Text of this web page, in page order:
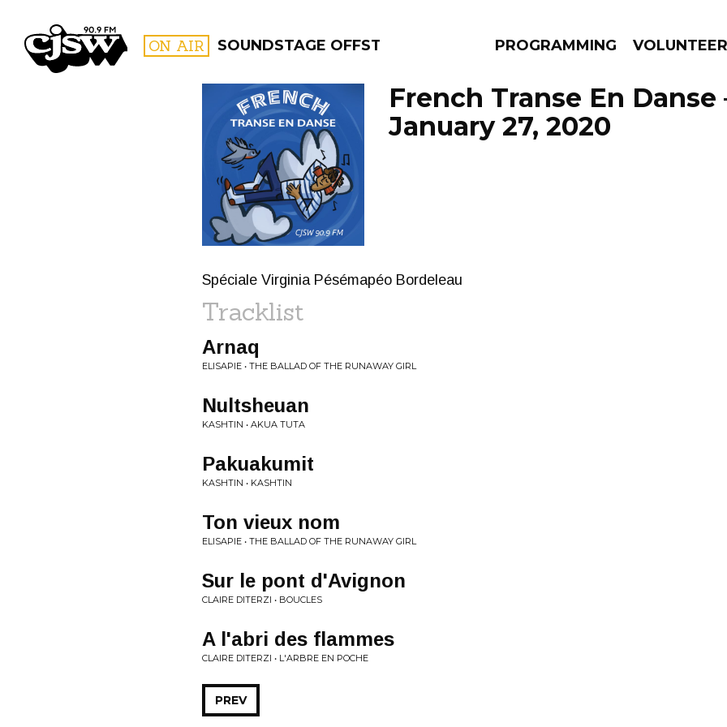
CJSW ON AIR SOUNDSTAGE OFFSTAGE PROGRAMMING VOLUNTEER
FILTER BY:
PROGRAMS
French Transe En Danse
January 27, 2020
Spéciale Virginia Pésémapéo Bordeleau
Tracklist
Arnaq
ELISAPIE • THE BALLAD OF THE RUNAWAY GIRL
Nultsheuan
KASHTIN • AKUA TUTA
Pakuakumit
KASHTIN • KASHTIN
Ton vieux nom
ELISAPIE • THE BALLAD OF THE RUNAWAY GIRL
Sur le pont d'Avignon
CLAIRE DITERZI • BOUCLES
A l'abri des flammes
CLAIRE DITERZI • L'ARBRE EN POCHE
PREV